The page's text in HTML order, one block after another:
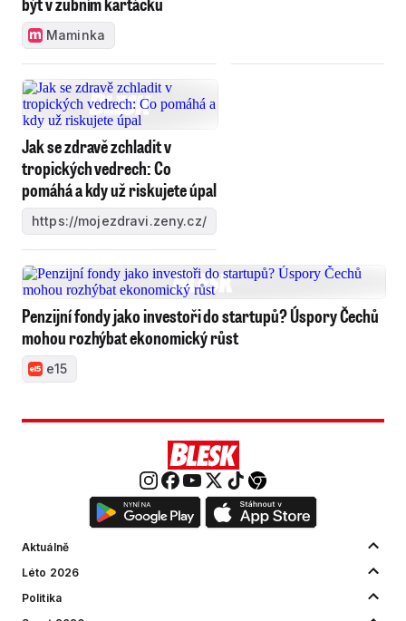
Maminka
Jak se zdravě zchladit v
tropických vedrech: Co
pomáhá a kdy už riskujete úpal
https://mojezdravi.zeny.cz/
Penzijní fondy jako investoři do startupů? Úspory Čechů
mohou rozhýbat ekonomický růst
e15
Aktuálně
Léto 2026
Politika